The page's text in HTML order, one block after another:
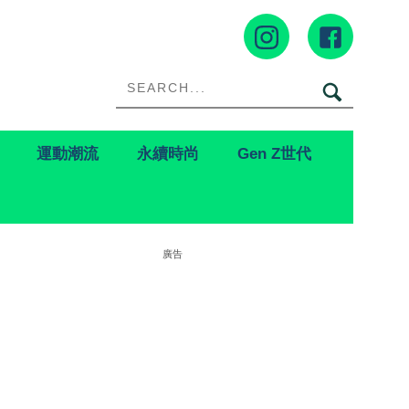
運動潮流 永續時尚 Gen Z世代
廣告